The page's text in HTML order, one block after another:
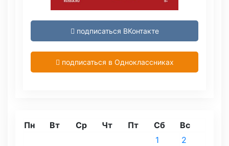
подписаться ВКонтакте
подписаться в Одноклассниках
Пн Вт Ср Чт Пт Сб Вс
1
2